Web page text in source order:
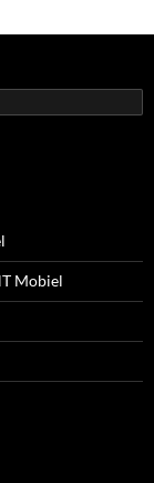
Mobiel